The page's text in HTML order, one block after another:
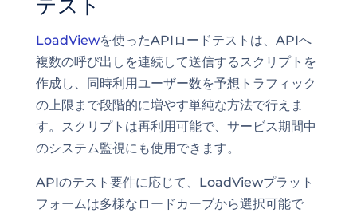
テスト
LoadViewを使ったAPIロードテストは、APIへ
複数の呼び出しを連続して送信するスクリプトを
作成し、同時利用ユーザー数を予想トラフィック
の上限まで段階的に増やす単純な方法で行えま
す。スクリプトは再利用可能で、サービス期間中
のシステム監視にも使用できます。
APIのテスト要件に応じて、LoadViewプラット
フォームは多様なロードカーブから選択可能で